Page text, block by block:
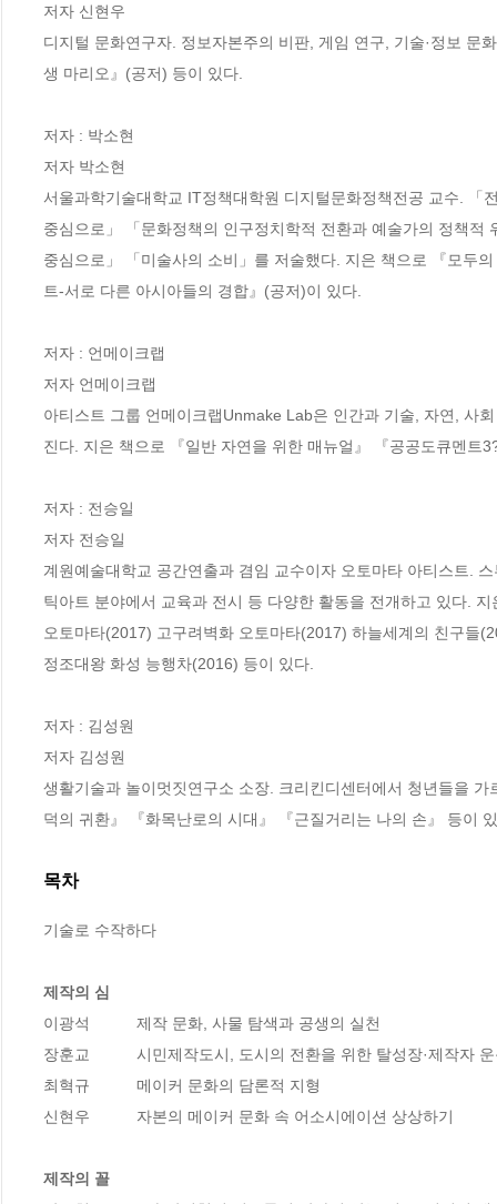
저자 신현우
디지털 문화연구자. 정보자본주의 비판, 게임 연구, 기술·정보
생 마리오』(공저) 등이 있다.
저자 : 박소현
저자 박소현
서울과학기술대학교 IT정책대학원 디지털문화정책전공 교수.
중심으로」 「문화정책의 인구정치학적 전환과 예술가의 정책
중심으로」 「미술사의 소비」를 저술했다. 지은 책으로 『모두
트-서로 다른 아시아들의 경합』(공저)이 있다.
저자 : 언메이크랩
저자 언메이크랩
아티스트 그룹 언메이크랩Unmake Lab은 인간과 기술, 자연, 사
진다. 지은 책으로 『일반 자연을 위한 매뉴얼』 『공공도큐멘
저자 : 전승일
저자 전승일
계원예술대학교 공간연출과 겸임 교수이자 오토마타 아티스트.
틱아트 분야에서 교육과 전시 등 다양한 활동을 전개하고 있다.
오토마타(2017) 고구려벽화 오토마타(2017) 하늘세계의 친구들
정조대왕 화성 능행차(2016) 등이 있다.
저자 : 김성원
저자 김성원
생활기술과 놀이멋짓연구소 소장. 크리킨디센터에서 청년들을
덕의 귀환』 『화목난로의 시대』 『근질거리는 나의 손』 등이
목차
기술로 수작하다
제작의 심
이광석　　　제작 문화, 사물 탐색과 공생의 실천
장훈교　　　시민제작도시, 도시의 전환을 위한 탈성장·제작자
최혁규　　　메이커 문화의 담론적 지형
신현우　　　자본의 메이커 문화 속 어소시에이션 상상하기
제작의 꼴